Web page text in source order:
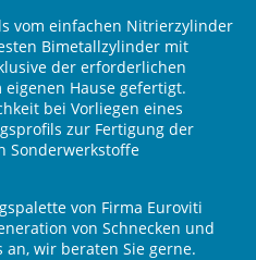
vom einfachen Nitrierzylinder
Bimetallzylinder mit
der erforderlichen
Hause gefertigt.
bei Vorliegen eines
zur Fertigung der
Sonderwerkstoffe
von Firma Euroviti
von Schnecken und
an, wir beraten Sie gerne.